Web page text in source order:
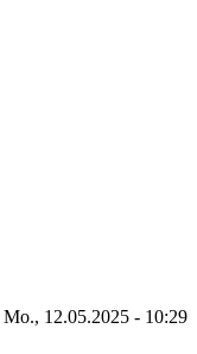
Mo., 12.05.2025 - 10:29